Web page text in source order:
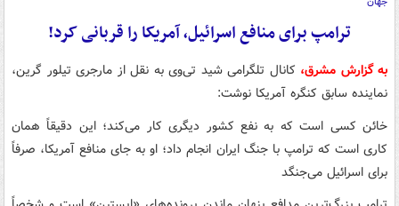
ترامپ برای منافع اسرائیل، آمریکا را قربانی کرد!
به گزارش مشرق، کانال تلگرامی شید تی‌وی به نقل از مارجری تیلور گرین،
نماینده سابق کنگره آمریکا نوشت:
خائن کسی است که به نفع کشور دیگری کار می‌کند؛ این دقیقاً همان
کاری است که ترامپ با جنگ ایران انجام داد؛ او به جای منافع آمریکا، صرفاً
برای اسرائیل می‌جنگد